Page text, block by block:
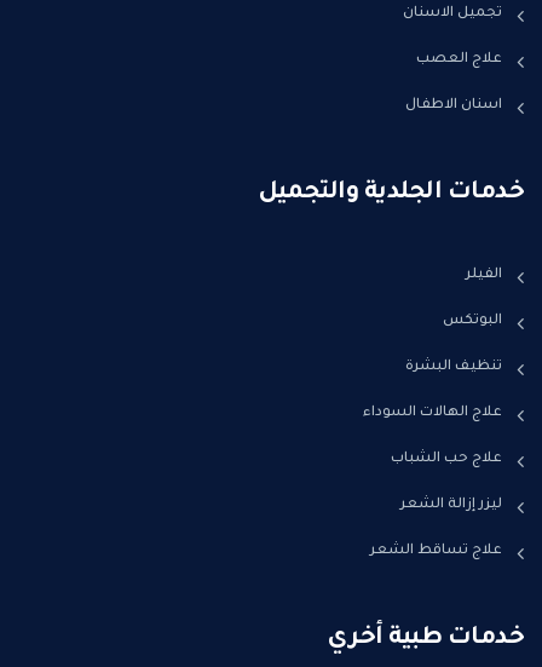
تجميل الاسنان
علاج العصب
اسنان الاطفال
خدمات الجلدية والتجميل
الفيلر
البوتكس
تنظيف البشرة
علاج الهالات السوداء
علاج حب الشباب
ليزر إزالة الشعر
علاج تساقط الشعر
خدمات طبية أخري